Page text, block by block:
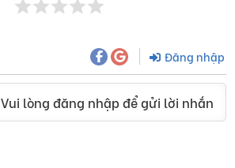
Đăng nhập
Vui lòng đăng nhập để gửi lời nhắn